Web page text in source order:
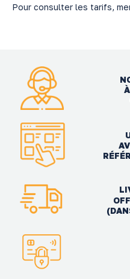
Pour consulter les tarifs,